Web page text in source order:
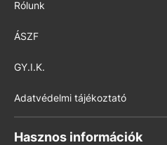
Rólunk
ÁSZF
GY.I.K.
Adatvédelmi tájékoztató
Hasznos információk